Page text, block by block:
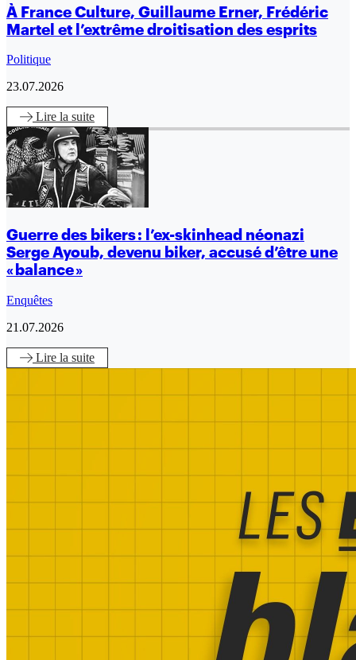
À France Culture, Guillaume Erner, Frédéric
Martel et l’extrême droitisation des esprits
Politique
23.07.2026
Lire la suite
Guerre des bikers : l’ex-skinhead néonazi
Serge Ayoub, devenu biker, accusé d’être une
« balance »
Enquêtes
21.07.2026
Lire la suite